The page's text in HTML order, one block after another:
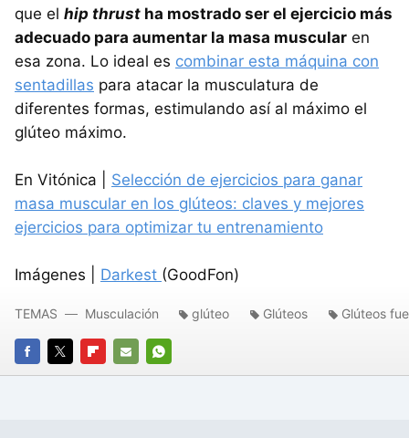
que el hip thrust ha mostrado ser el ejercicio más
adecuado para aumentar la masa muscular en
esa zona. Lo ideal es combinar esta máquina con
sentadillas para atacar la musculatura de
diferentes formas, estimulando así al máximo el
glúteo máximo.
En Vitónica | Selección de ejercicios para ganar
masa muscular en los glúteos: claves y mejores
ejercicios para optimizar tu entrenamiento
Imágenes | Darkest (GoodFon)
FACEBOOK
TWITTERFLIPBOARD
E-
WHATSAPP
TEMAS Musculación glúteo Glúteos Glúteos